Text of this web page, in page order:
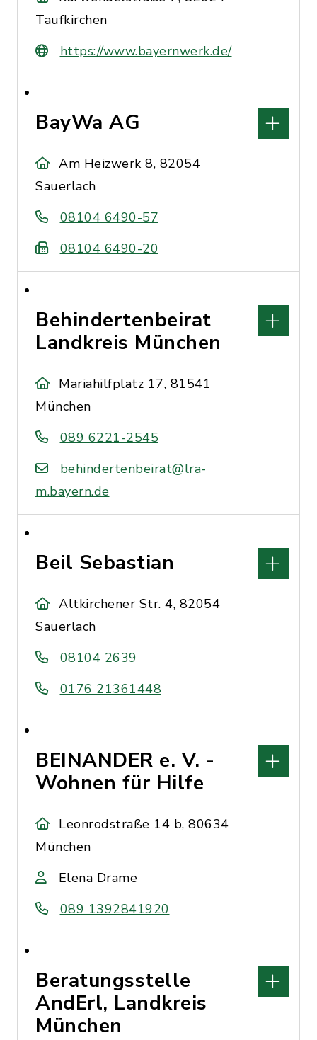
Taufkirchen
https://www.bayernwerk.de/
BayWa AG
Am Heizwerk 8, 82054
Sauerlach
08104 6490-57
08104 6490-20
Behindertenbeirat
Landkreis München
Mariahilfplatz 17, 81541
München
089 6221-2545
behindertenbeirat@lra-
m.bayern.de
Beil Sebastian
Altkirchener Str. 4, 82054
Sauerlach
08104 2639
0176 21361448
BEINANDER e. V. -
Wohnen für Hilfe
Leonrodstraße 14 b, 80634
München
Elena Drame
089 1392841920
Beratungsstelle
AndErl, Landkreis
München